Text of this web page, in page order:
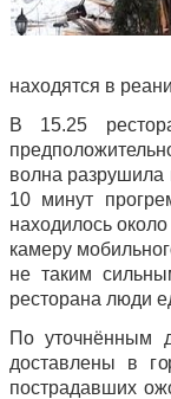
находятся в
В 15.25
волна разрушила
10 минут
находилось
камеру
не таким
ресторана люди
По уточнённым
доставлены в
пострадавших